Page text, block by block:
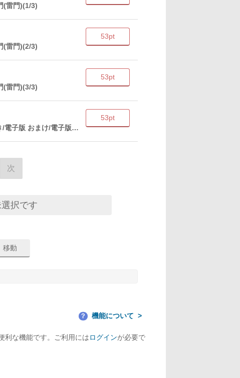
(雷門)(1/3)
(雷門)(2/3)
53pt
(雷門)(3/3)
53pt
マニアック閑話/●寺社プロフィール「浅草寺」/後書き/電子版 おまけ/電子版おまけのおまけ
53pt
次
択です
？ 機能について
利な機能です。ご利用にはログインが必要で